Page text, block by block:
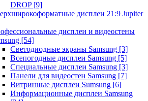
DROP [9]
дисплеи 21:9 Jupiter
дисплеи и видеостены
[54]
Светодиодные экраны Samsung [3]
Всепогодные дисплеи Samsung [5]
Специальные дисплеи Samsung [3]
Панели для видеостен Samsung [7]
Витринные дисплеи Sumsung [6]
Информационные дисплеи Samsung